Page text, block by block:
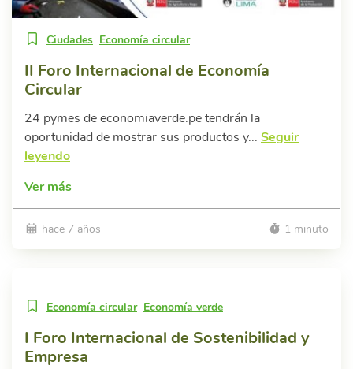
Ciudades Economía circular
II Foro Internacional de Economía
Circular
24 pymes de economiaverde.pe tendrán la
oportunidad de mostrar sus productos y... Seguir
leyendo
Ver más
hace 7 años 1 minuto
Economía circular Economía verde
I Foro Internacional de Sostenibilidad y
Empresa